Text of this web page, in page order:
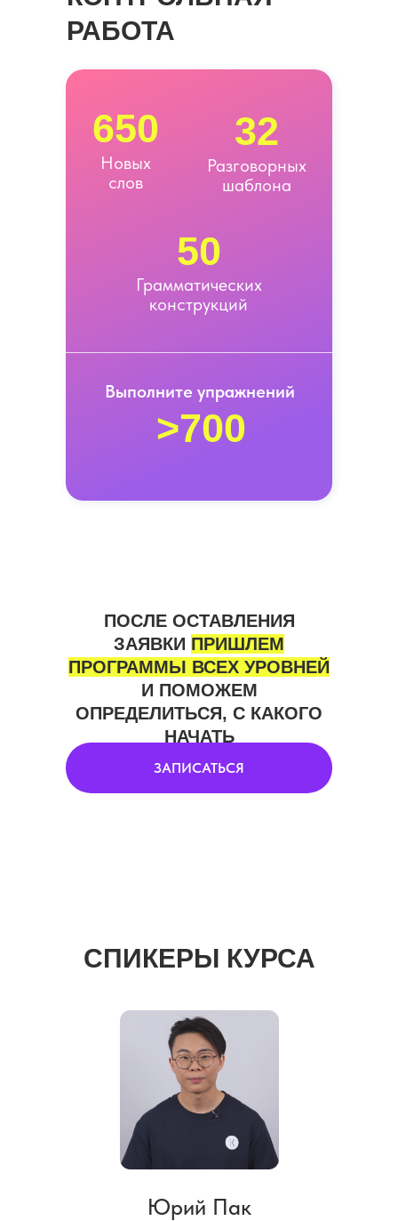
РАБОТА
Грамматических
конструкций
50
Выполните упражнений
Разговорных
шаблона
32
>700
Новых
слов
650
ПОСЛЕ ОСТАВЛЕНИЯ
ЗАЯВКИ ПРИШЛЕМ
ПРОГРАММЫ ВСЕХ УРОВНЕЙ
И ПОМОЖЕМ
ОПРЕДЕЛИТЬСЯ, С КАКОГО
НАЧАТЬ
ЗАПИСАТЬСЯ
СПИКЕРЫ КУРСА
Юрий Пак